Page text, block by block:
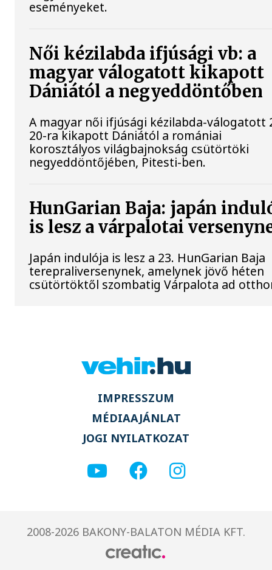
eseményeket.
Női kézilabda ifjúsági vb: a
magyar válogatott kikapott
Dániától a negyeddöntőben
A magyar női ifjúsági kézilabda-válogatott
20-ra kikapott Dániától a romániai
korosztályos világbajnokság csütörtöki
negyeddöntőjében, Pitesti-ben.
HunGarian Baja: japán
is lesz a várpalotai
Japán indulója is lesz a 23. HunGarian Baja
terepraliversenynek, amelynek jövő héten
csütörtöktől szombatig Várpalota ad
IMPRESSZUM
MÉDIAAJÁNLAT
JOGI NYILATKOZAT
2008-2026 BAKONY-BALATON MÉDIA KFT.